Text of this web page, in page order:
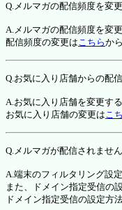
Q.メルマガの配信頻度を変
A.メルマガの配信頻度を変
配信頻度の変更はこちらか
Q.お気に入り店舗からの配
A.お気に入り店舗を変更す
お気に入り店舗の変更はこ
Q.メルマガが配信されません
A.端末のフィルタリング設
また、ドメイン指定受信の
ドメイン指定受信の設定方